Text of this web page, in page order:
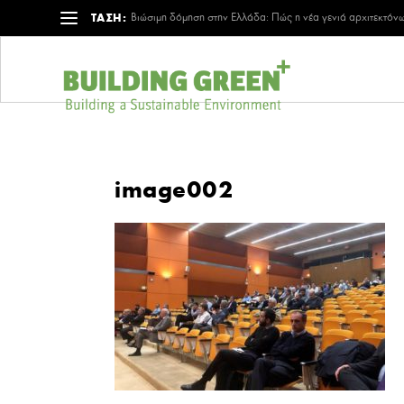
ΤΑΣΗ: Βιώσιμη δόμηση στην Ελλάδα: Πώς η νέα γενιά
image002